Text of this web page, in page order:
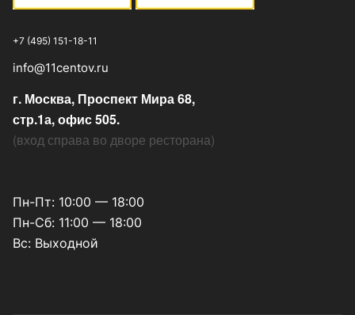
+7 (495) 151-18-11
info@11centov.ru
г. Москва, Проспект Мира 68,
стр.1а, офис 505.
(вход справа во дворе ресторана)
Пн-Пт: 10:00 — 18:00
Пн-Сб: 11:00 — 18:00
Вс: Выходной